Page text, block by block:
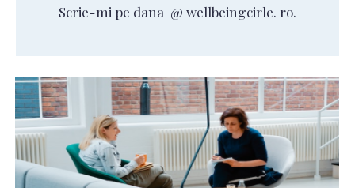
Scrie-mi pe dana @ wellbeingcirle. ro.